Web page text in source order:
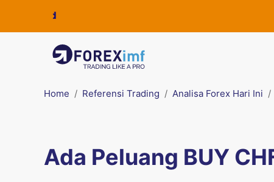
Home Referensi Trading Analisa Forex Hari Ini
Ada Peluang BUY